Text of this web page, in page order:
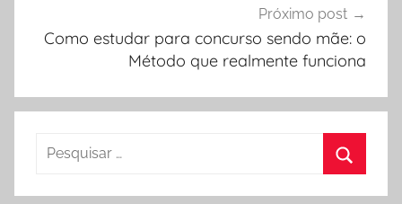
Próximo post
Como estudar para concurso sendo mãe: o
Método que realmente funciona
Pesquisar